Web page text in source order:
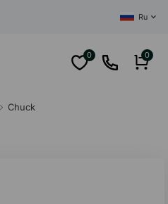
Ru
0 0
Chuck